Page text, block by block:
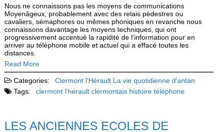
Nous ne connaissons pas les moyens de communications
Moyenâgeux, probablement avec des relais pédestres ou
cavaliers, sémaphores ou mêmes phoniques en revanche nous
connaissons davantage les moyens techniques, qui ont
progressivement accentué la rapidité de l’information pour en
arriver au téléphone mobile et actuel qui a effacé toutes les
distances.
Read More
Categories: Clermont l'Hérault La vie quotidienne d'antan
Tags:
clermont l'hérault clermontais histoire téléphone
LES ANCIENNES ECOLES DE